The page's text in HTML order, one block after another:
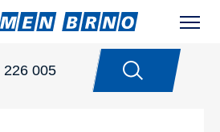
226 005
ATLAS COPCO XAS
PODVOZKU SKLADEM!